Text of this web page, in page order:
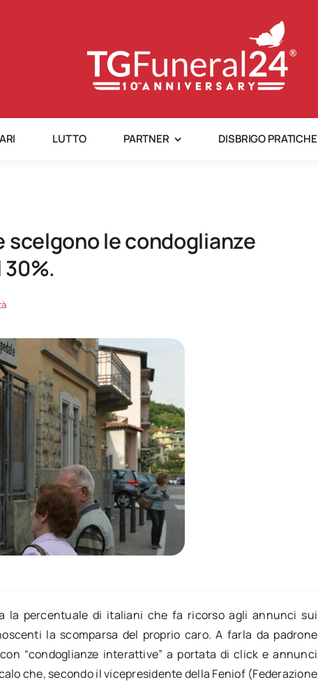
LUTTO PARTNER DISBRIGO PRATICHE
scelgono le condoglianze
la percentuale di italiani che fa ricorso agli annunci sui
la scomparsa del proprio caro. A farla da padrone
“condoglianze interattive” a portata di click e annunci
che, secondo il vicepresidente della Feniof (Federazione